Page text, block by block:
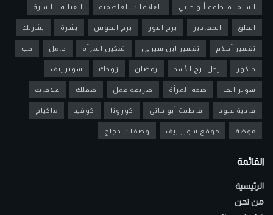
الشيف فاطمة أبو حاتي العلاقات العاطفية العناية بالبشرة
القلق المقادير برج الثور برج القوس بشرة بشرتك
تفسير أحلام تفسير ابن سيرين تمكين المرأة حامل حب
ديكور رجل برج الأسد رمضان زوجك سوبر إيف
سوبر ايف صحة المرأة طريقة عمل طفلك علاقات
فادية عبود فاطمة أبو حاتي كورونا كوفيد ماكياج
موضة موقع سوبر إيف وصفات دجاج
القائمة
الرئيسية
من نحن